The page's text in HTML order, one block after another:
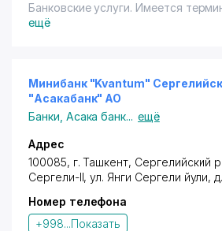
Банковские услуги. Имеется
ещё
Минибанк "Kvantum"
"Асакабанк" АО
Банки Асака банк... ещё
Адрес
100085, г. Ташкент, Сергелийский
Сергели-II,ул. Янги Сергели йули,
Номер телефона
+998...Показать